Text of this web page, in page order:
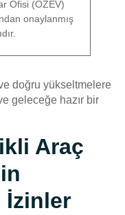
Ofisi (OZEV)
onaylanmış
doğru yükseltmelere
geleceğe hazır bir
Araç
İzinler